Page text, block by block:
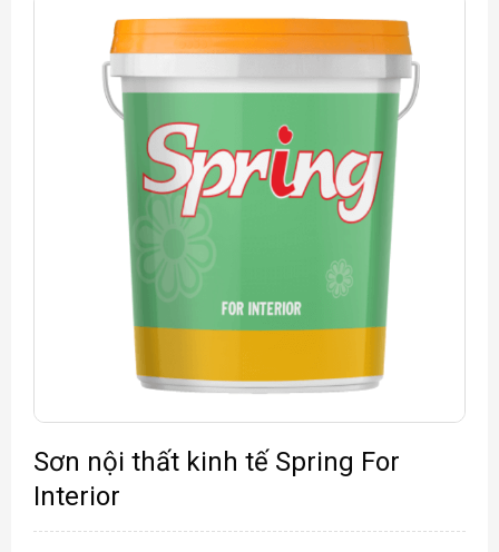
Sơn nội thất kinh tế Spring For
Interior